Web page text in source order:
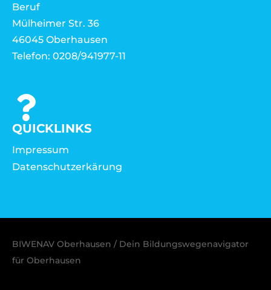
Beruf
Mülheimer Str. 36
46045 Oberhausen
Telefon: 0208/941977-11
QUICKLINKS
Impressum
Datenschutzerkärung
BIWENAV Oberhausen / Dein Bildungswegenavigator
für Oberhausen